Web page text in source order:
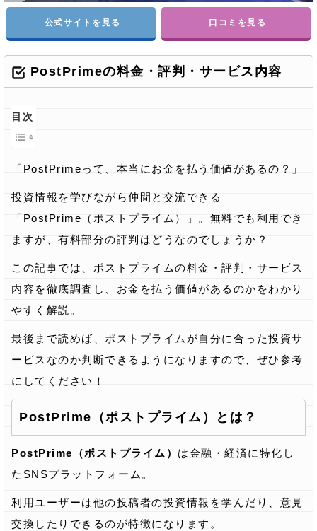
公式サイトを見る 口コミを見る
PostPrimeの料金・評判・サービス内容
目次
「PostPrimeって、本当にお金を払う価値があるの？」
投資情報を学びながら仲間と交流できる
「PostPrime（ポストプライム）」。無料でも利用でき
ますが、有料部分の評判はどうなのでしょうか？
この記事では、ポストプライムの料金・評判・サービス
内容を徹底調査し、お金を払う価値があるのかをわかり
やすく解説。
最後まで読めば、ポストプライムが自分に合った投資サ
ービスなのか判断できるようになりますので、ぜひ参考
にしてください！
PostPrime（ポストプライム）とは？
PostPrime（ポストプライム） は金融・経済に特化し
たSNSプラットフォーム。
利用ユーザーは他の投稿者の投資情報を学んだり、意見
交換したりできるのが特徴になります。